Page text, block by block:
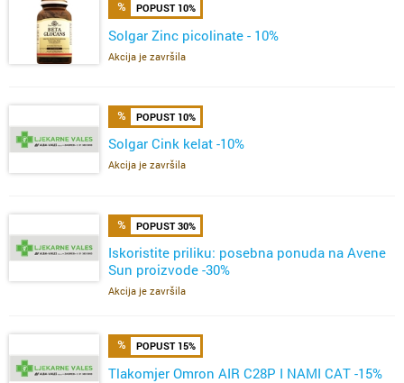
POPUST 10%
Solgar Zinc picolinate - 10%
Akcija je završila
POPUST 10%
Solgar Cink kelat -10%
Akcija je završila
POPUST 30%
Iskoristite priliku: posebna ponuda na Avene
Sun proizvode -30%
Akcija je završila
POPUST 15%
Tlakomjer Omron AIR C28P I NAMI CAT -15%